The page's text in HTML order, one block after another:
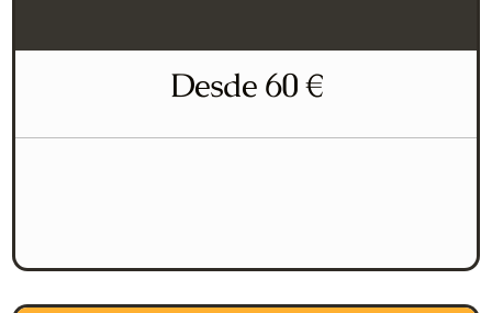
Desde 60 €